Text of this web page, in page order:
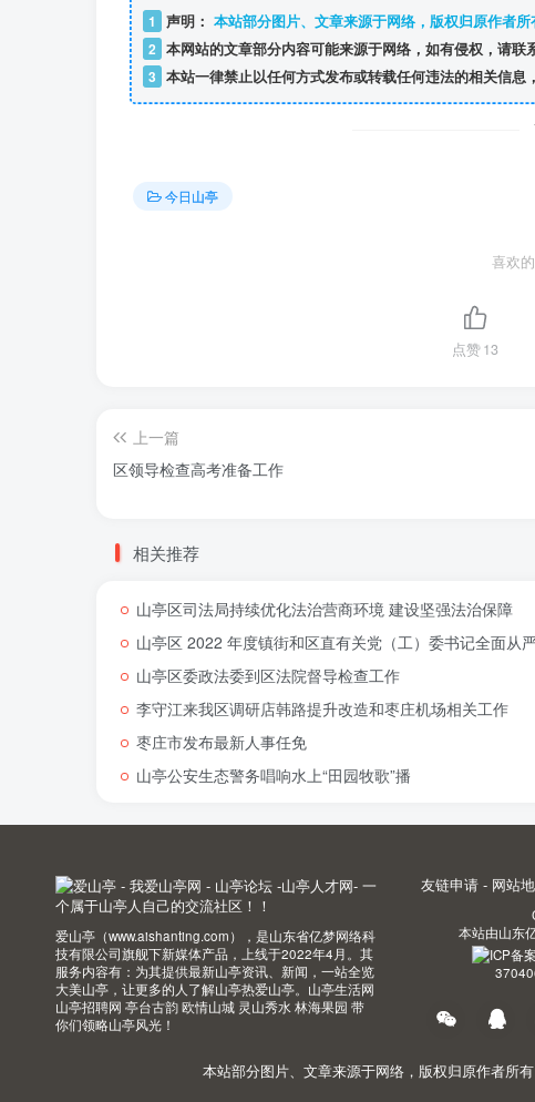
1 声明： 本站部分图片、文章来源于网络，版权归原作者
2 本网站的文章部分内容可能来源于网络，如有侵权，请联
3 本站一律禁止以任何方式发布或转载任何违法的相关信息
今日山亭
喜欢
点赞13
上一篇
区领导检查高考准备工作
相关推荐
山亭区司法局持续优化法治营商环境 建设坚强法治保障
山亭区 2022 年度镇街和区直有关党（工）委书记全面从
山亭区委政法委到区法院督导检查工作
李守江来我区调研店韩路提升改造和枣庄机场相关工作
枣庄市发布最新人事任免
山亭公安生态警务唱响水上“田园牧歌”播
爱山亭（www.aishanting.com），是山东省亿梦网络科
技有限公司旗舰下新媒体产品，上线于2022年4月。其
服务内容有：为其提供最新山亭资讯、新闻，一站全览
大美山亭，让更多的人了解山亭热爱山亭。山亭生活网
山亭招聘网 亭台古韵 欧情山城 灵山秀水 林海果园 带
你们领略山亭风光！
友链申请 - 网站
本站由山东
本站部分图片、文章来源于网络，版权归原作者所